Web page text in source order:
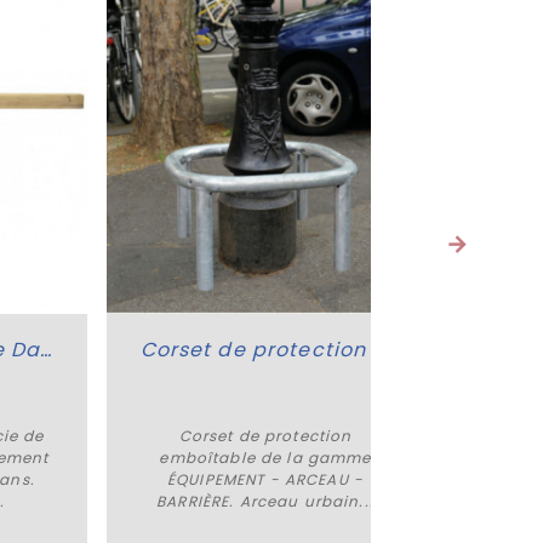
Barrière tournante Dacie
de
Plus de détails
Corset de protection
emboîtable de la gamme
ÉQUIPEMENT - ARCEAU -
BARRIÈRE. Arceau urbain...